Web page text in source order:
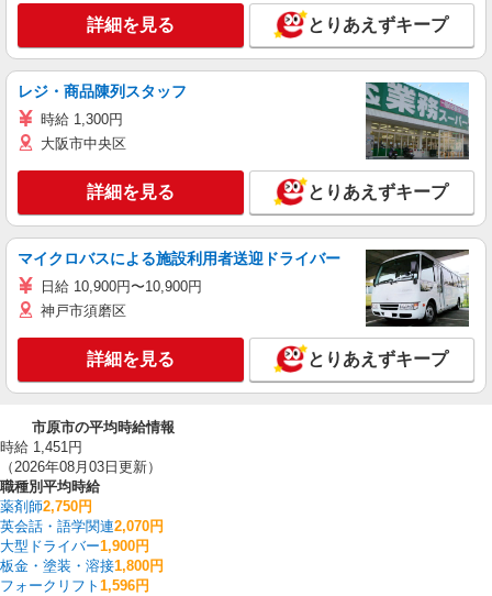
詳細を見る とりあえずキープ
レジ・商品陳列スタッフ
時給 1,300円
大阪市中央区
詳細を見る とりあえずキープ
マイクロバスによる施設利用者送迎ドライバー
日給 10,900円〜10,900円
神戸市須磨区
詳細を見る とりあえずキープ
市原市の平均時給情報
時給 1,451円
（2026年08月03日更新）
職種別平均時給
薬剤師2,750円
英会話・語学関連2,070円
大型ドライバー1,900円
板金・塗装・溶接1,800円
フォークリフト 1,596円